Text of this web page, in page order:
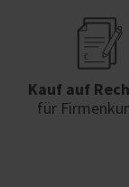
Kauf auf
für